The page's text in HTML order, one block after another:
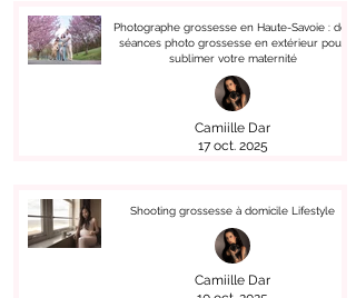
Photographe grossesse en Haute-Savoie : des
séances photo grossesse en extérieur pour
sublimer votre maternité
Camiille Dar
17 oct. 2025
Shooting grossesse à domicile Lifestyle
Camiille Dar